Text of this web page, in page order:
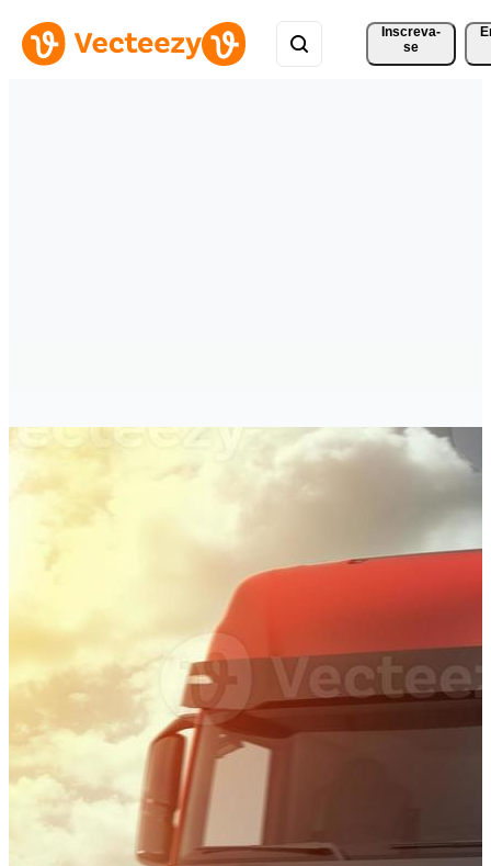
Inscreva-
se